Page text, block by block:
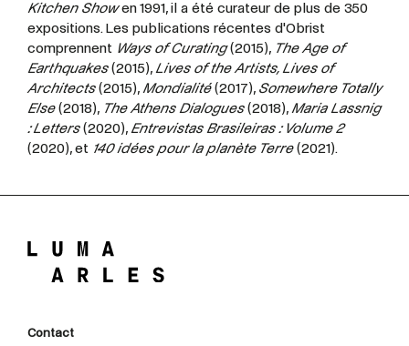
Kitchen Showen 1991, il a été curateur de plus de 350
expositions. Les publications récentes d'Obrist
comprennent Ways of Curating(2015), The Age of
Earthquakes(2015), Lives of the Artists, Lives of
Architects(2015), Mondialité(2017), Somewhere Totally
Else(2018), The Athens Dialogues(2018), Maria Lassnig
: Letters(2020), Entrevistas Brasileiras : Volume 2
(2020), et 140 idées pour la planète Terre(2021).
Contact